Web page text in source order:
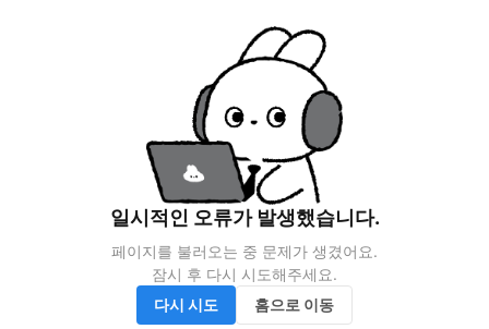
일시적인 오류가 발생했습니다.
페이지를 불러오는 중 문제가 생겼어요.
잠시 후 다시 시도해주세요.
다시 시도
홈으로 이동